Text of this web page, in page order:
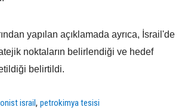
yapılan açıklamada ayrıca, İsrail'de
noktaların belirlendiği ve hedef
belirtildi.
israil,petrokimya tesisi